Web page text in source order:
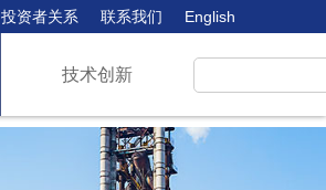
English
联系我们
投资者关系
技术创新